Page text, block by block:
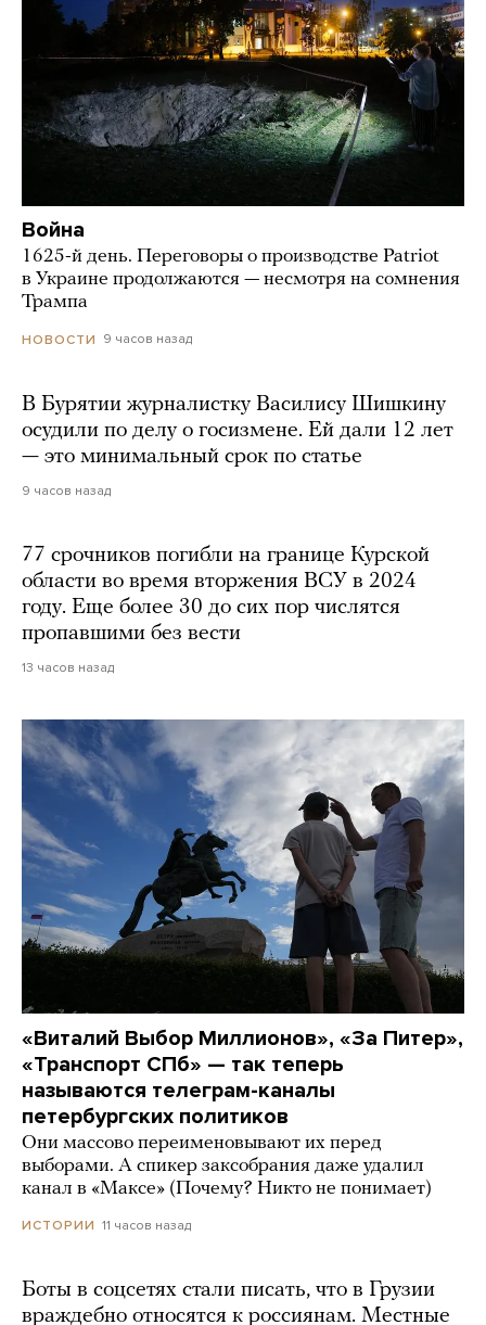
Война
1625-й день. Переговоры о производстве Patriot
в Украине продолжаются — несмотря на сомнения
Трампа
НОВОСТИ 9 часов назад
В Бурятии журналистку Василису Шишкину
осудили по делу о госизмене. Ей дали 12 лет
— это минимальный срок по статье
9 часов назад
77 срочников погибли на границе Курской
области во время вторжения ВСУ в 2024
году. Еще более 30 до сих пор числятся
пропавшими без вести
13 часов назад
«Виталий Выбор Миллионов», «За Питер»,
«Транспорт СПб» — так теперь
называются телеграм-каналы
петербургских политиков
Они массово переименовывают их перед
выборами. А спикер заксобрания даже удалил
канал в «Максе» (Почему? Никто не понимает)
ИСТОРИИ 11 часов назад
Боты в соцсетях стали писать, что в Грузии
враждебно относятся к россиянам. Местные